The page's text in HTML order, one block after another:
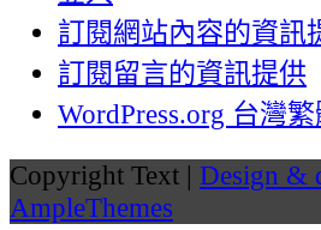
訂閱網站內容的資訊
訂閱留言的資訊提供
WordPress.org 台灣
Copyright Text | Design &
AmpleThemes